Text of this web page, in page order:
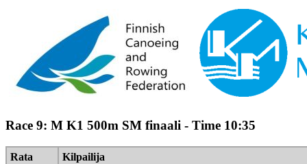
Race 9: M K1 500m SM finaali - Time 10:35
Rata
Kilpailija